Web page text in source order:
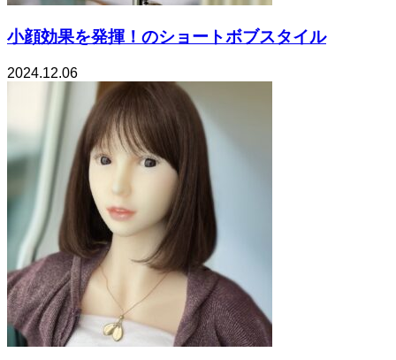
小顔効果を発揮！のショートボブスタイル
2024.12.06